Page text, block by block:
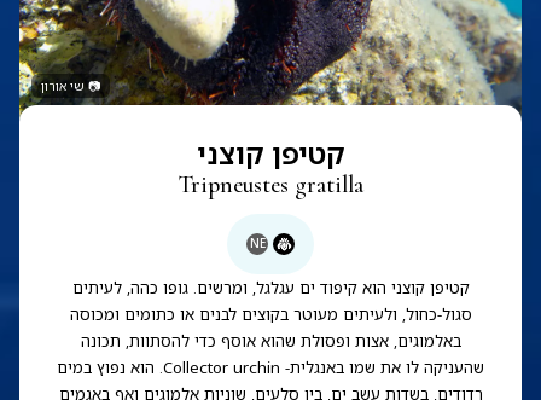
📷שי אורון
קטיפן קוצני
Tripneustes gratilla
NE
קטיפן קוצני הוא קיפוד ים עגלגל, ומרשים. גופו כהה, לעיתים
סגול-כחול, ולעיתים מעוטר בקוצים לבנים או כתומים ומכוסה
באלמוגים, אצות ופסולת שהוא אוסף כדי להסתוות, תכונה
שהעניקה לו את שמו באנגלית- Collector urchin. הוא נפוץ במים
רדודים, בשדות עשב ים, בין סלעים, שוניות אלמוגים ואף באגמים